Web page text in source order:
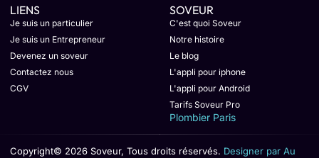
LIENS
Je suis un particulier
Je suis un Entrepreneur
Devenez un soveur
Contactez nous
CGV
SOVEUR
C'est quoi Soveur
Notre histoire
Le blog
L'appli pour iphone
L'appli pour Android
Tarifs Soveur Pro
Plombier Paris
Copyright© 2026 Soveur, Tous droits réservés. Designer par Au